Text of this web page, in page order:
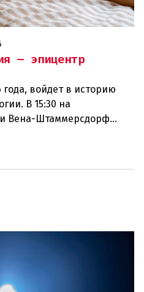
— эпицентр
года, войдет в историю
В 15:30 на
Вена-Штаммерсдорф
до 41,0 градуса
рекорд з